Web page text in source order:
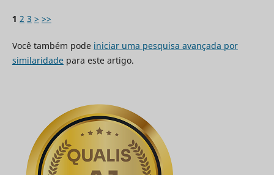
1 2 3 > >>
Você também pode iniciar uma pesquisa avançada por
similaridadepara este artigo.